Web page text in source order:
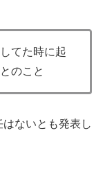
てた時に起
のこと
ないとも発表し